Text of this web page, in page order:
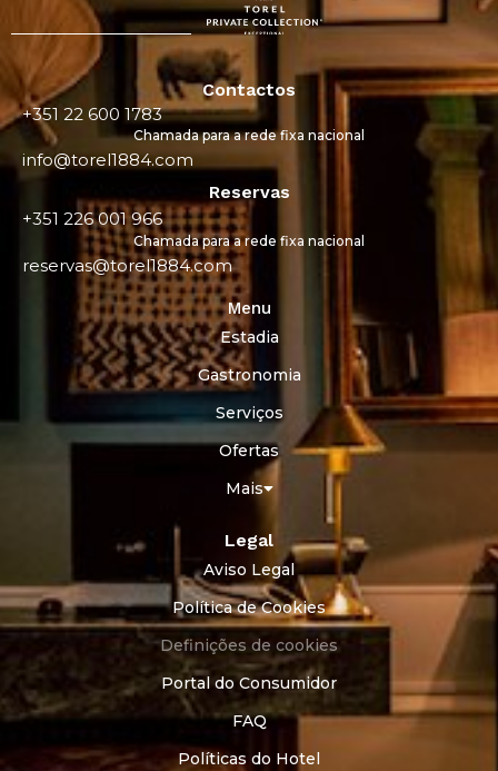
Contactos
+351 22 600 1783
Chamada para a rede fixa nacional
info@torel1884.com
Reservas
+351 226 001 966
Chamada para a rede fixa nacional
reservas@torel1884.com
Menu
Estadia
Gastronomia
Serviços
Ofertas
Mais
Legal
Aviso Legal
Política de Cookies
Definições de cookies
Portal do Consumidor
FAQ
Políticas do Hotel